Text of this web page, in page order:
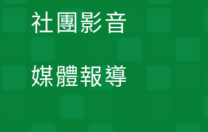
社團影音
媒體報導